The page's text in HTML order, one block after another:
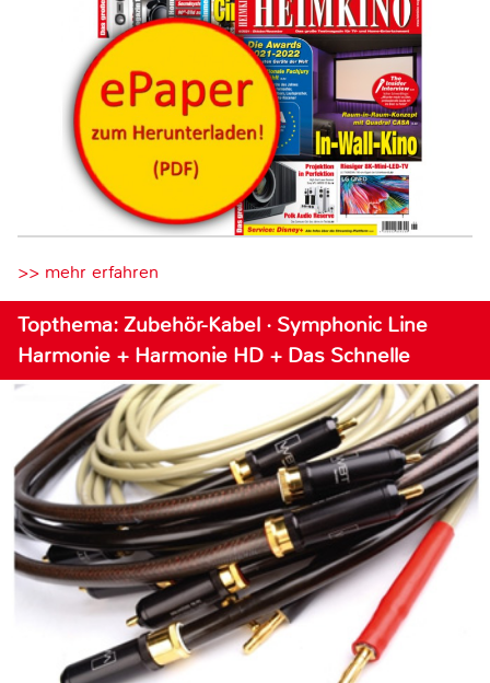
>> mehr erfahren
Topthema: Zubehör-Kabel · Symphonic Line
Harmonie + Harmonie HD + Das Schnelle